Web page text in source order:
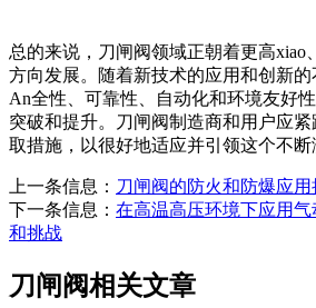
总的来说，刀闸阀领域正朝着更高xiao
方向发展。随着新技术的应用和创新
An全性、可靠性、自动化和环境友好
突破和提升。刀闸阀制造商和用户应
取措施，以很好地适应并引领这个不断
上一条信息： 刀闸阀的防火和防爆应用
下一条信息： 在高温高压环境下应用
和挑战
刀闸阀相关文章